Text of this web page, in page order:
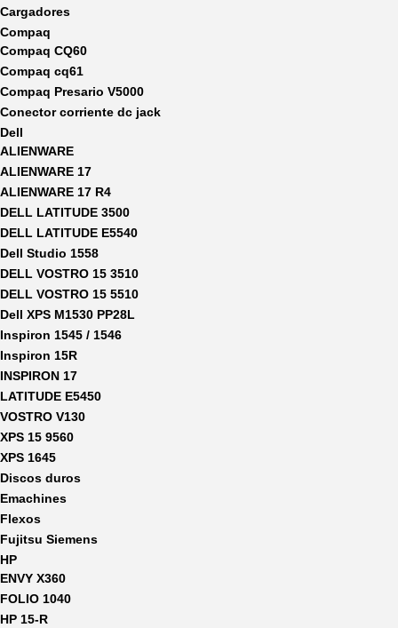
Cargadores
Compaq
Compaq CQ60
Compaq cq61
Compaq Presario V5000
Conector corriente dc jack
Dell
ALIENWARE
ALIENWARE 17
ALIENWARE 17 R4
DELL LATITUDE 3500
DELL LATITUDE E5540
Dell Studio 1558
DELL VOSTRO 15 3510
DELL VOSTRO 15 5510
Dell XPS M1530 PP28L
Inspiron 1545 / 1546
Inspiron 15R
INSPIRON 17
LATITUDE E5450
VOSTRO V130
XPS 15 9560
XPS 1645
Discos duros
Emachines
Flexos
Fujitsu Siemens
HP
ENVY X360
FOLIO 1040
HP 15-R